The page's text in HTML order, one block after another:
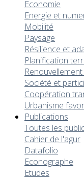
Economie
Energie et
Mobilité
Paysage
Résilience et
Planification
Société et
Coopération
Urbanisme
Publications
Toutes les
Cahier de l'agur
Datafolio
Econographe
Etudes